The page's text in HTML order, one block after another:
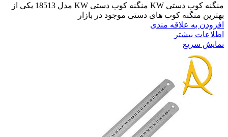
منگنه کوب دستی KW منگنه کوب دستی KW مدل 18513 یکی از
بهترین منگنه کوب های دستی موجود در بازار
افزودن به علاقه مندی
اطلاعات بیشتر
نمایش سریع